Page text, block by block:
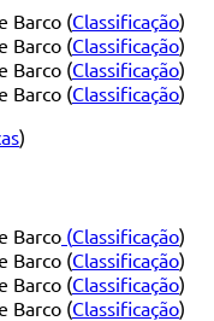
Barco (Classificação)
Barco (Classificação)
Barco (Classificação)
Barco (Classificação)
)
Barco (Classificação)
Barco (Classificação)
Barco (Classificação)
Barco (Classificação)